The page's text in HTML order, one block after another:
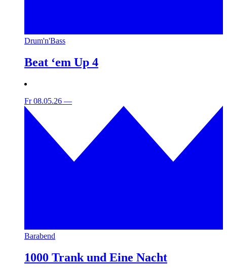
Drum'n'Bass
Beat ‘em Up 4
Fr 08.05.26 —
Barabend
1000 Trank und Eine Nacht